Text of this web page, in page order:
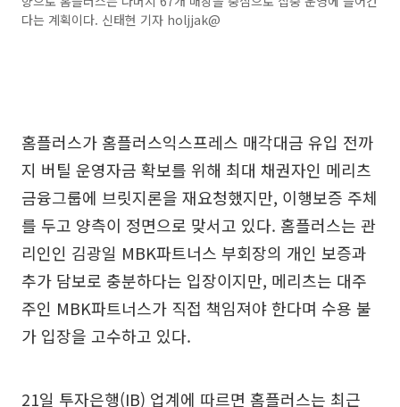
다는 계획이다. 신태현 기자 holjjak@
홈플러스가 홈플러스익스프레스 매각대금 유입 전까
지 버틸 운영자금 확보를 위해 최대 채권자인 메리츠
금융그룹에 브릿지론을 재요청했지만, 이행보증 주체
를 두고 양측이 정면으로 맞서고 있다. 홈플러스는 관
리인인 김광일 MBK파트너스 부회장의 개인 보증과
추가 담보로 충분하다는 입장이지만, 메리츠는 대주
주인 MBK파트너스가 직접 책임져야 한다며 수용 불
가 입장을 고수하고 있다.
21일 투자은행(IB) 업계에 따르면 홈플러스는 최근